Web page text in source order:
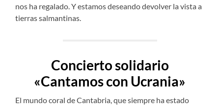
nos ha regalado. Y estamos deseando devolver la vista a
tierras salmantinas.
Concierto solidario
«Cantamos con Ucrania»
El mundo coral de Cantabria, que siempre ha estado